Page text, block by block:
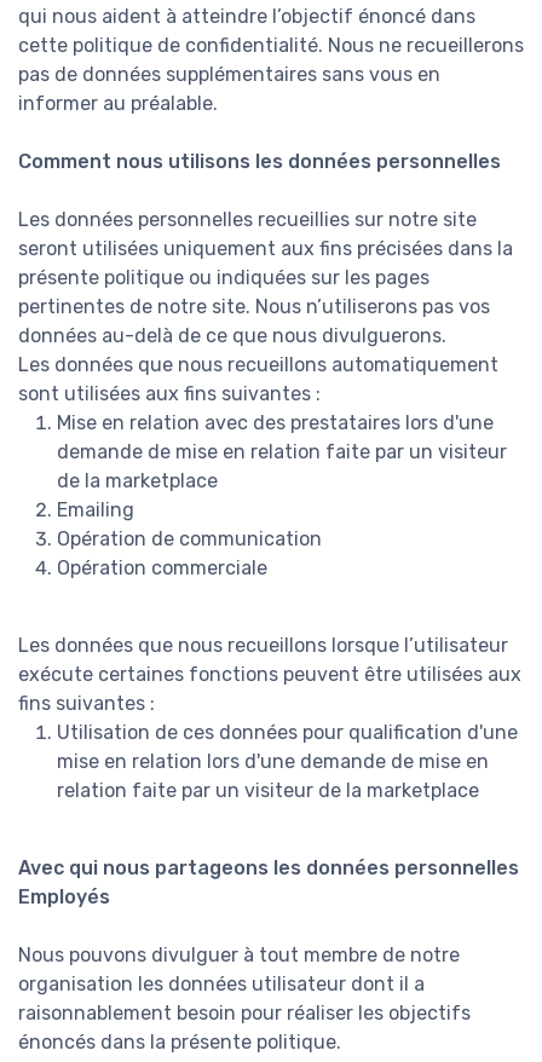
qui nous aident à atteindre l’objectif énoncé dans
cette politique de confidentialité. Nous ne recueillerons
pas de données supplémentaires sans vous en
informer au préalable.
Comment nous utilisons les données personnelles
Les données personnelles recueillies sur notre site
seront utilisées uniquement aux fins précisées dans la
présente politique ou indiquées sur les pages
pertinentes de notre site. Nous n’utiliserons pas vos
données au-delà de ce que nous divulguerons.
Les données que nous recueillons automatiquement
sont utilisées aux fins suivantes :
Mise en relation avec des prestataires lors d'une
demande de mise en relation faite par un visiteur
de la marketplace
Emailing
Opération de communication
Opération commerciale
Les données que nous recueillons lorsque l’utilisateur
exécute certaines fonctions peuvent être utilisées aux
fins suivantes :
Utilisation de ces données pour qualification d'une
mise en relation lors d'une demande de mise en
relation faite par un visiteur de la marketplace
Avec qui nous partageons les données personnelles
Employés
Nous pouvons divulguer à tout membre de notre
organisation les données utilisateur dont il a
raisonnablement besoin pour réaliser les objectifs
énoncés dans la présente politique.